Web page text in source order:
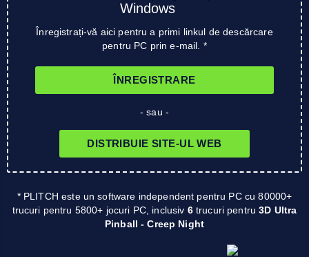
Windows
Înregistrați-vă aici pentru a primi linkul de descărcare
pentru PC prin e-mail. *
ÎNREGISTRARE
- sau -
DISTRIBUIE SITE-UL WEB
* PLITCH este un software independent pentru PC cu 80000+
trucuri pentru 5800+ jocuri PC, inclusiv 6trucuri pentru3D Ultra
Pinball - Creep Night